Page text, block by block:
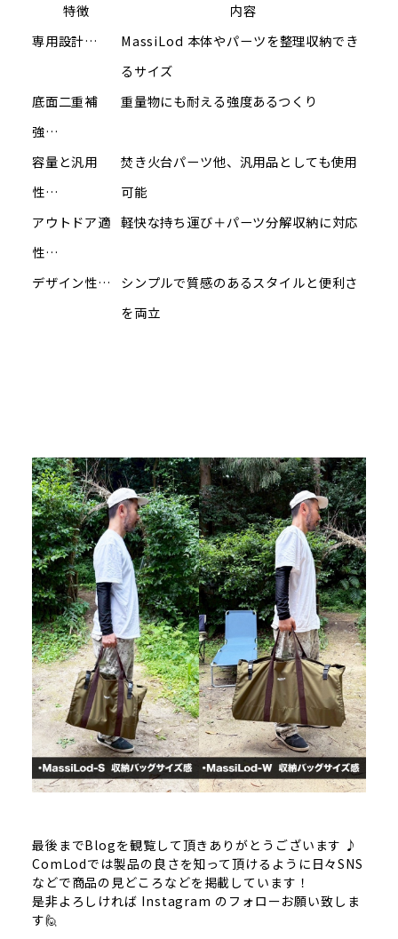
特徴
内容
専用設計…
MassiLod 本体やパーツを整理収納でき
るサイズ
底面二重補
強…
重量物にも耐える強度あるつくり
容量と汎用
性…
焚き火台パーツ他、汎用品としても使用
可能
アウトドア適
性…
軽快な持ち運び＋パーツ分解収納に対応
デザイン性…
シンプルで質感のあるスタイルと便利さ
を両立
最後までBlogを観覧して頂きありがとうございます ♪
ComLodでは製品の良さを知って頂けるように日々SNS
などで商品の見どころなどを掲載しています！
是非よろしければ Instagram のフォローお願い致しま
す🙋